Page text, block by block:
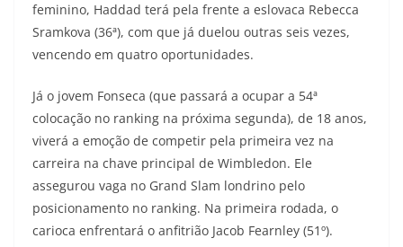
feminino, Haddad terá pela frente a eslovaca Rebecca
Sramkova (36ª), com que já duelou outras seis vezes,
vencendo em quatro oportunidades.
Já o jovem Fonseca (que passará a ocupar a 54ª
colocação no ranking na próxima segunda), de 18 anos,
viverá a emoção de competir pela primeira vez na
carreira na chave principal de Wimbledon. Ele
assegurou vaga no Grand Slam londrino pelo
posicionamento no ranking. Na primeira rodada, o
carioca enfrentará o anfitrião Jacob Fearnley (51º).